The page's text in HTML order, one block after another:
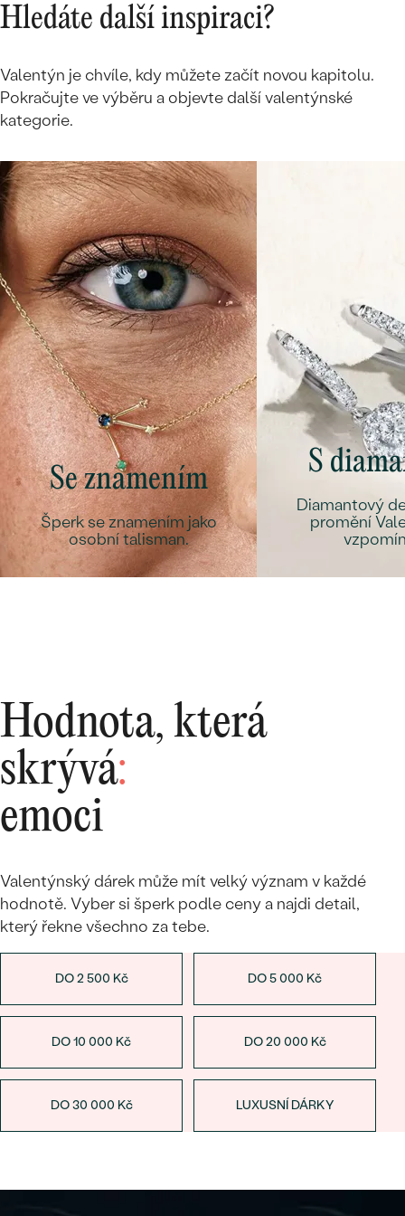
Hledáte další inspiraci?
Valentýn je chvíle, kdy můžete začít novou kapitolu.
Pokračujte ve výběru a objevte další valentýnské
kategorie.
Se znamením
Šperk se znamením jako
osobní talisman.
S
Diamantový
promění
Hodnota, která
skrývá:
emoci
Valentýnský dárek může mít velký význam v každé
hodnotě. Vyber si šperk podle ceny a najdi detail,
který řekne všechno za tebe.
DO 2 500 Kč DO 5 000 Kč
DO 10 000 Kč DO 20 000 Kč
DO 30 000 Kč LUXUSNÍ DÁRKY